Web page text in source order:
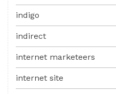
indigo
indirect
internet marketeers
internet site